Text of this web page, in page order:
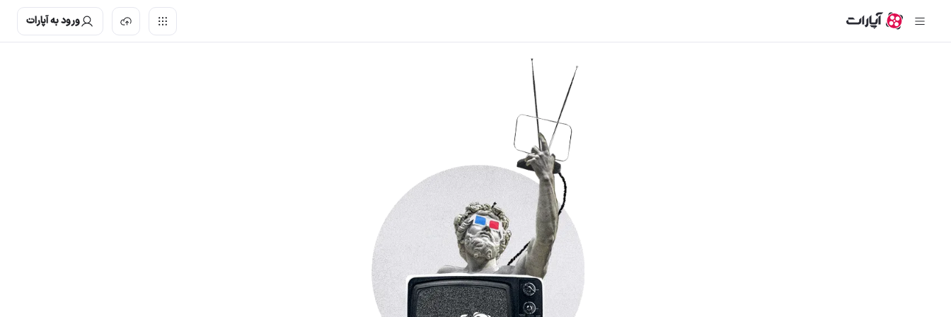
ورود به آپارات